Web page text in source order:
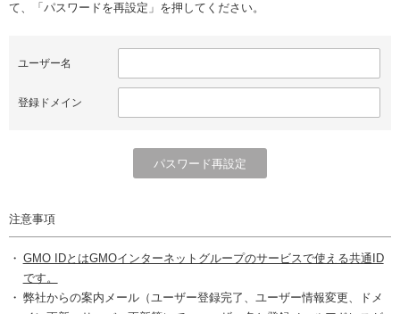
て、「パスワードを再設定」を押してください。
ユーザー名
登録ドメイン
注意事項
GMO IDとはGMOインターネットグループのサービスで使える共通ID
です。
弊社からの案内メール（ユーザー登録完了、ユーザー情報変更、ドメ